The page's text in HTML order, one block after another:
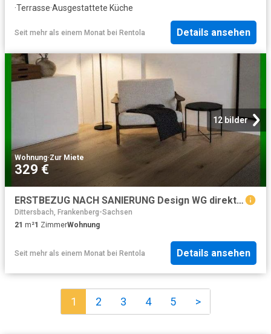
·Terrasse·Ausgestattete Küche
Seit mehr als einem Monat bei Rentola Details ansehen
12 bilder
Wohnung·Zur Miete
329 €
ERSTBEZUG NACH SANIERUNG Design WG direkt auf dem Campus Ab 449, Euro Pauschalmiete| MÃ¶bliert
Dittersbach, Frankenberg-Sachsen
21 m²1 ZimmerWohnung
Seit mehr als einem Monat bei Rentola Details ansehen
1 2 3 4 5 >